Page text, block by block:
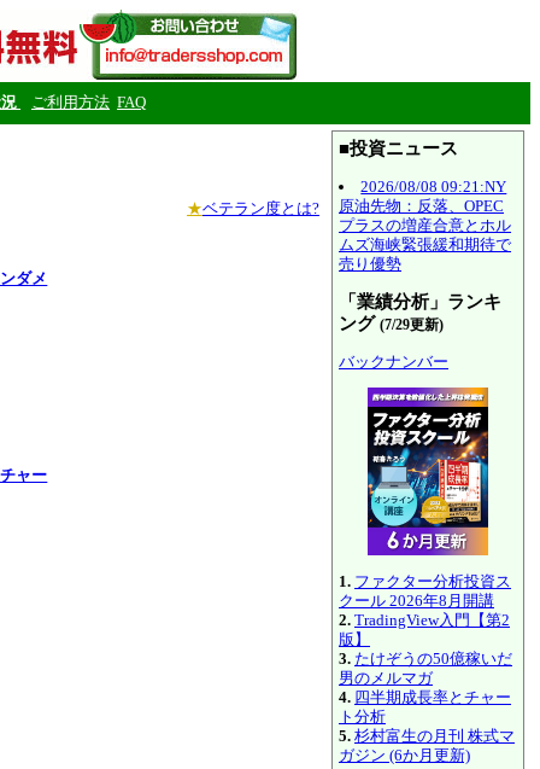
ご利用方法 FAQ
★ベテラン度とは?
ダメ
ャー
■投資ニュース
2026/08/08 09:21:NY
原油先物：反落、OPEC
プラスの増産合意とホル
ムズ海峡緊張緩和期待で
売り優勢
「業績分析」ランキ
ング (7/29更新)
バックナンバー
1. ファクター分析投資ス
クール 2026年8月開講
2. TradingView入門【第2
版】
3. たけぞうの50億稼いだ
男のメルマガ
4. 四半期成長率とチャー
ト分析
5. 杉村富生の月刊 株式マ
ガジン (6か月更新)